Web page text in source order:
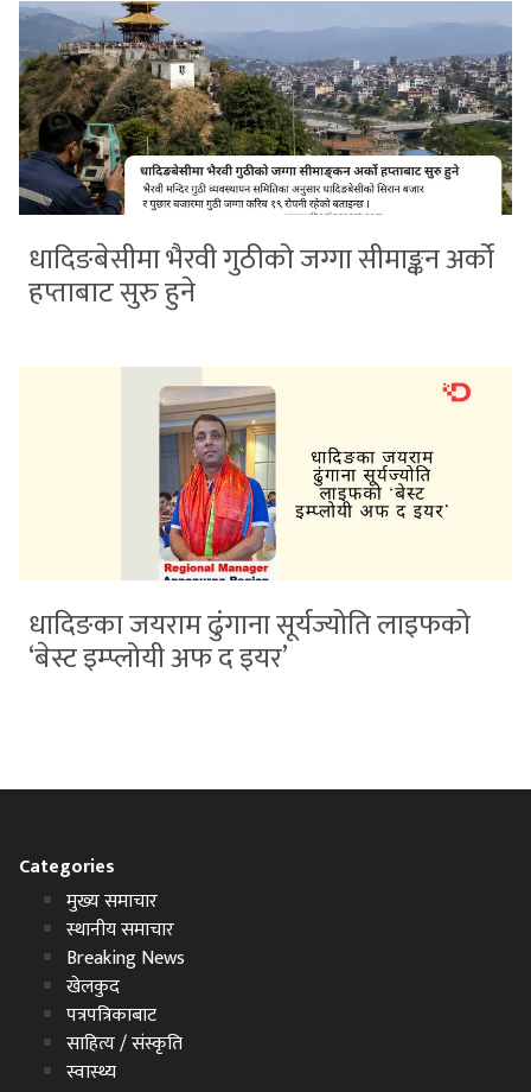
धादिङबेसीमा भैरवी गुठीको जग्गा सीमाङ्कन अर्को
हप्ताबाट सुरु हुने
धादिङका जयराम ढुंगाना सूर्यज्योति लाइफको
‘बेस्ट इम्प्लोयी अफ द इयर’
Categories
मुख्य समाचार
स्थानीय समाचार
Breaking News
खेलकुद
पत्रपत्रिकाबाट
साहित्य / संस्कृति
स्वास्थ्य